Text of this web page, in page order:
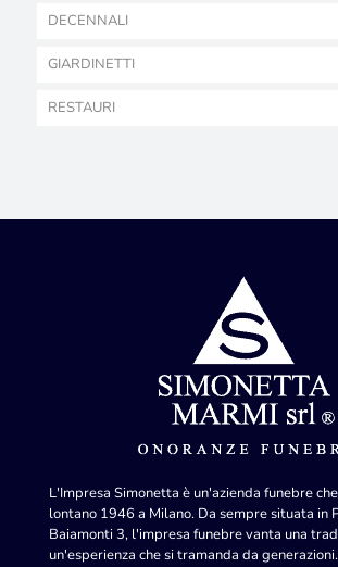
DECENNALI
GIARDINETTI
RESTAURI
L'Impresa Simonetta è un'azienda funebre
lontano 1946 a Milano. Da sempre situata in
Baiamonti 3, l'impresa funebre vanta una
un'esperienza che si tramanda da generazioni.